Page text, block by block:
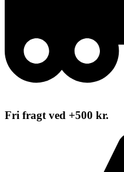
Fri fragt ved +500 kr.